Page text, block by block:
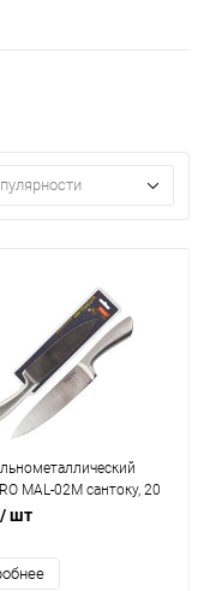
MAL-02M сантоку, 20
/ шт